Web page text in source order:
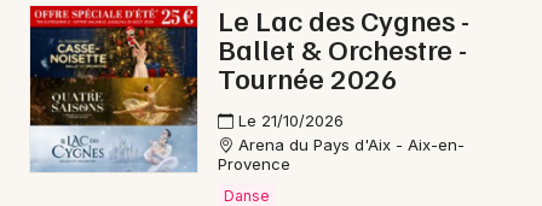
Le Lac des Cygnes -
Ballet & Orchestre -
Tournée 2026
Le 21/10/2026
Arena du Pays d'Aix - Aix-en-
Provence
Danse